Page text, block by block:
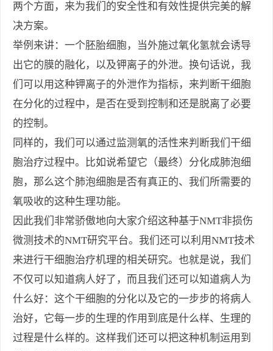
两个方面，来为我们的安全性和有效性提供完美的解
决方案。
举例来讲：一个胚胎细胞，当外施过氧化氢就会诱导
出它的膜的融化，以及钾离子的外泄。换句话说，我
们可以用这种钾离子的外泄作为指标，来判断干细胞
在分化的过程中，是否在受到控制和还是脱离了必要
的控制。
同样的，我们可以通过监测氧的活性来判断我们干细
胞治疗过程中。比如说希望它（最终）分化成肺泡细
胞，那么这个肺泡细胞是否有真正的、我们所需要的
氧吸收的这种生理功能。
因此我们非常骄傲地向大家介绍这种基于NMT非损伤
微测技术的NMT研究平台。我们还可以利用NMT技术
来进行干细胞治疗机理的相关研究。也就是说，我们
不仅可以知道病人好了，而且我们还可以知道病人为
什么好：这个干细胞的分化以及它的一步步的将病人
治好，它每一步的生理的作用到底是什么样、生理的
过程是什么样的。这样我们还可以把这种机制运用到